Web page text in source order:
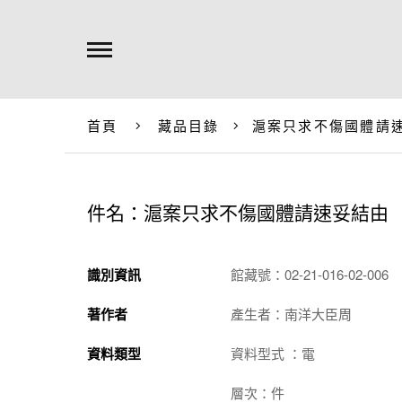
首頁 藏品目錄 滬案只求不傷國體請
件名：滬案只求不傷國體請速妥結由
識別資訊 館藏號：02-21-016-02-006
著作者 產生者：南洋大臣周
資料類型 資料型式 ：電
層次：件